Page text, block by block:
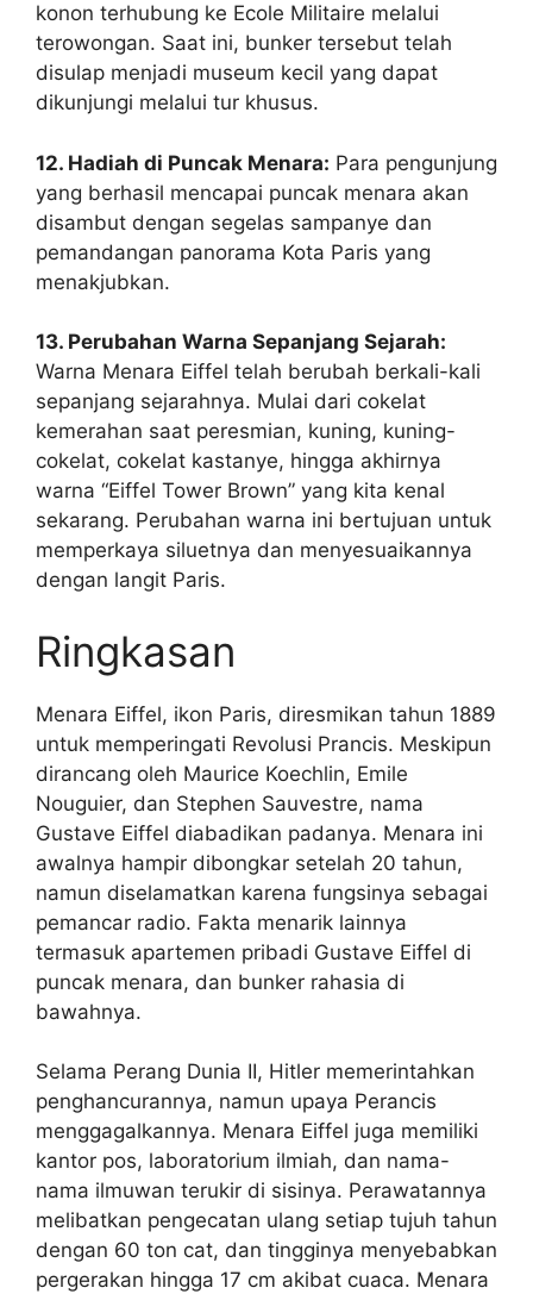
konon terhubung ke Ecole Militaire melalui
terowongan. Saat ini, bunker tersebut telah
disulap menjadi museum kecil yang dapat
dikunjungi melalui tur khusus.
12. Hadiah di Puncak Menara: Para pengunjung
yang berhasil mencapai puncak menara akan
disambut dengan segelas sampanye dan
pemandangan panorama Kota Paris yang
menakjubkan.
13. Perubahan Warna Sepanjang Sejarah:
Warna Menara Eiffel telah berubah berkali-kali
sepanjang sejarahnya. Mulai dari cokelat
kemerahan saat peresmian, kuning, kuning-
cokelat, cokelat kastanye, hingga akhirnya
warna “Eiffel Tower Brown” yang kita kenal
sekarang. Perubahan warna ini bertujuan untuk
memperkaya siluetnya dan menyesuaikannya
dengan langit Paris.
Ringkasan
Menara Eiffel, ikon Paris, diresmikan tahun 1889
untuk memperingati Revolusi Prancis. Meskipun
dirancang oleh Maurice Koechlin, Emile
Nouguier, dan Stephen Sauvestre, nama
Gustave Eiffel diabadikan padanya. Menara ini
awalnya hampir dibongkar setelah 20 tahun,
namun diselamatkan karena fungsinya sebagai
pemancar radio. Fakta menarik lainnya
termasuk apartemen pribadi Gustave Eiffel di
puncak menara, dan bunker rahasia di
bawahnya.
Selama Perang Dunia II, Hitler memerintahkan
penghancurannya, namun upaya Perancis
menggagalkannya. Menara Eiffel juga memiliki
kantor pos, laboratorium ilmiah, dan nama-
nama ilmuwan terukir di sisinya. Perawatannya
melibatkan pengecatan ulang setiap tujuh tahun
dengan 60 ton cat, dan tingginya menyebabkan
pergerakan hingga 17 cm akibat cuaca. Menara